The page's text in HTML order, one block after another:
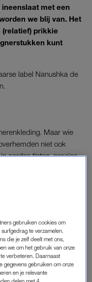
met een
we blij van. Het
prikkie
kunt
label Nanushka de
Maar wie
niet ook
aardse tinten, precies
zorgen: er is
gebruiken cookies om
te verzamelen.
die je zelf deelt met ons,
we om het gebruik van onze
verbeteren. Daarnaast
gegevens gebruiken om onze
en je relevante